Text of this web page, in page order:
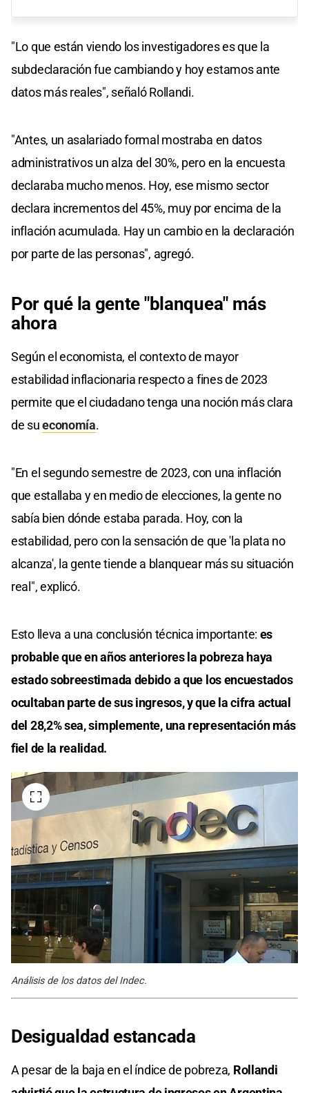
"Lo que están viendo los investigadores es que la
subdeclaración fue cambiando y hoy estamos ante
datos más reales", señaló Rollandi.
"Antes, un asalariado formal mostraba en datos
administrativos un alza del 30%, pero en la encuesta
declaraba mucho menos. Hoy, ese mismo sector
declara incrementos del 45%, muy por encima de la
inflación acumulada. Hay un cambio en la declaración
por parte de las personas", agregó.
Por qué la gente "blanquea" más
ahora
Según el economista, el contexto de mayor
estabilidad inflacionaria respecto a fines de 2023
permite que el ciudadano tenga una noción más clara
de sueconomía.
"En el segundo semestre de 2023, con una inflación
que estallaba y en medio de elecciones, la gente no
sabía bien dónde estaba parada. Hoy, con la
estabilidad, pero con la sensación de que 'la plata no
alcanza', la gente tiende a blanquear más su situación
real", explicó.
Esto lleva a una conclusión técnica importante: es
probable que en años anteriores la pobreza haya
estado sobreestimada debido a que los encuestados
ocultaban parte de sus ingresos, y que la cifra actual
del 28,2% sea, simplemente, una representación más
fiel de la realidad.
Análisis de los datos del Indec.
Desigualdad estancada
A pesar de la baja en el índice de pobreza, Rollandi